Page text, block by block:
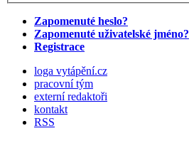
Zapomenuté heslo?
Zapomenuté uživatelské jméno?
Registrace
loga vytápění.cz
pracovní tým
externí redaktoři
kontakt
RSS